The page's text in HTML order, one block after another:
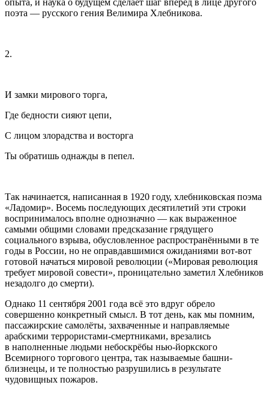
опыта, и наука о будущем сделает шаг вперёд в лице другого
поэта — русского гения Велимира Хлебникова.
2.
И замки мирового торга,
Где бедности сияют цепи,
С лицом злорадства и восторга
Ты обратишь однажды в пепел.
Так начинается, написанная в 1920 году, хлебниковская поэма
«Ладомир». Восемь последующих десятилетий эти строки
воспринималось вполне однозначно — как выраженное
самыми общими словами предсказание грядущего
социального взрыва, обусловленное распространёнными в те
годы в России, но не оправдавшимися ожиданиями вот-вот
готовой начаться мировой революции («Мировая революция
требует мировой совести», проницательно заметил Хлебников
незадолго до смерти).
Однако 11 сентября 2001 года всё это вдруг обрело
совершенно конкретный смысл. В тот день, как мы помним,
пассажирские самолёты, захваченные и направляемые
арабскими террористами-смертниками, врезались
в наполненные людьми небоскрёбы нью-йоркского
Всемирного торгового центра, так называемые башни-
близнецы, и те полностью разрушились в результате
чудовищных пожаров.